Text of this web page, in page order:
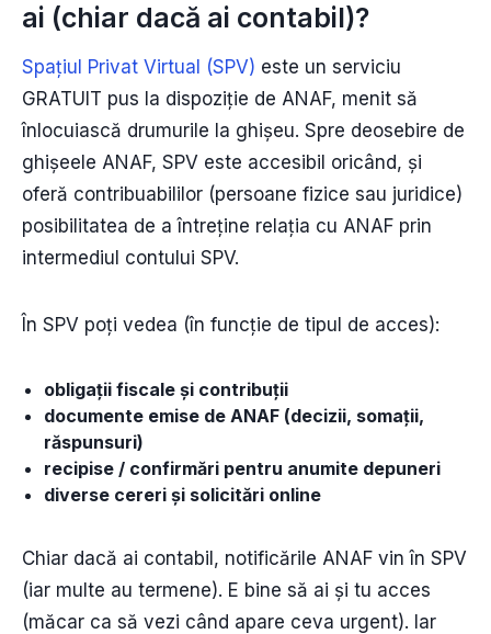
ai (chiar dacă ai contabil)?
Spațiul Privat Virtual (SPV) este un serviciu
GRATUIT pus la dispoziție de ANAF, menit să
înlocuiască drumurile la ghișeu. Spre deosebire de
ghișeele ANAF, SPV este accesibil oricând, și
oferă contribuabililor (persoane fizice sau juridice)
posibilitatea de a întreține relația cu ANAF prin
intermediul contului SPV.
În SPV poți vedea (în funcție de tipul de acces):
obligații fiscale și contribuții
documente emise de ANAF (decizii, somații,
răspunsuri)
recipise / confirmări pentru anumite depuneri
diverse cereri și solicitări online
Chiar dacă ai contabil, notificările ANAF vin în SPV
(iar multe au termene). E bine să ai și tu acces
(măcar ca să vezi când apare ceva urgent). Iar